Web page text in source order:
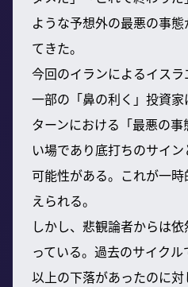
ような予想外の最悪の事
てきた。
今回のイランによるイスラ
一部の「鼻の利く」投資
ターンにおける「最悪の
い場であり底打ちのサイ
可能性がある。これが一
えられる。
しかし、悲観論者からは
っている。過去のサイク
以上の下落があったのに